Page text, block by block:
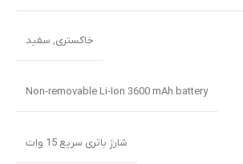
خاکستری, سفید
Non-removable Li-Ion 3600 mAh battery
شارژ باتری سریع 15 وات